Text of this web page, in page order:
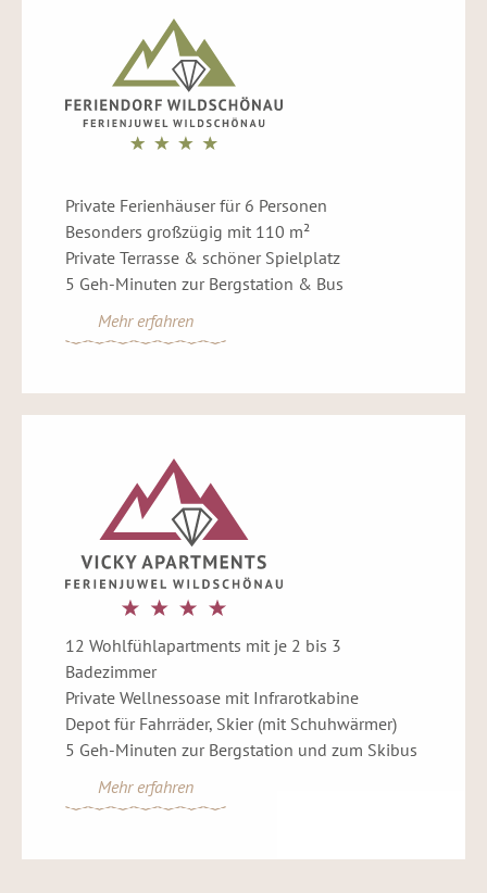
Private Ferienhäuser für 6 Personen
Besonders großzügig mit 110 m²
Private Terrasse & schöner Spielplatz
5 Geh-Minuten zur Bergstation & Bus
Mehr erfahren
12 Wohlfühlapartments mit je 2 bis 3
Badezimmer
Private Wellnessoase mit Infrarotkabine
Depot für Fahrräder, Skier (mit Schuhwärmer)
5 Geh-Minuten zur Bergstation und zum Skibus
Mehr erfahren